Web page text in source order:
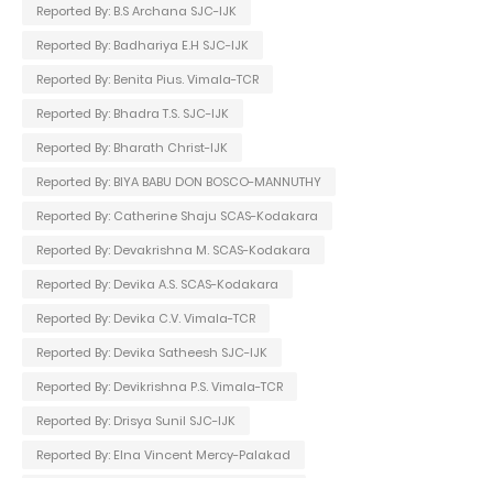
Reported By: B.S Archana SJC-IJK
Reported By: Badhariya E.H SJC-IJK
Reported By: Benita Pius. Vimala-TCR
Reported By: Bhadra T.S. SJC-IJK
Reported By: Bharath Christ-IJK
Reported By: BIYA BABU DON BOSCO-MANNUTHY
Reported By: Catherine Shaju SCAS-Kodakara
Reported By: Devakrishna M. SCAS-Kodakara
Reported By: Devika A.S. SCAS-Kodakara
Reported By: Devika C.V. Vimala-TCR
Reported By: Devika Satheesh SJC-IJK
Reported By: Devikrishna P.S. Vimala-TCR
Reported By: Drisya Sunil SJC-IJK
Reported By: Elna Vincent Mercy-Palakad